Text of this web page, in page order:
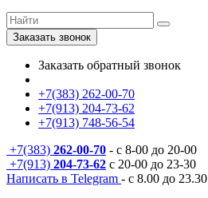
Заказать звонок
Заказать обратный звонок
+7(383) 262-00-70
+7(913) 204-73-62
+7(913) 748-56-54
+7(383) 262-00-70 - с 8-00 до 20-00
+7(913) 204-73-62 с 20-00 до 23-30
Написать в Telegram - с 8.00 до 23.30